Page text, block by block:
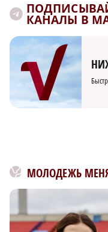
КАНАЛЫ В
МОЛОДЕЖЬ